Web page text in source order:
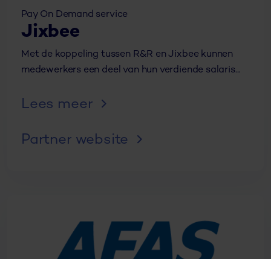
Pay On Demand service
Jixbee
Met de koppeling tussen R&R en Jixbee kunnen
medewerkers een deel van hun verdiende salaris...
Lees meer
Partner website